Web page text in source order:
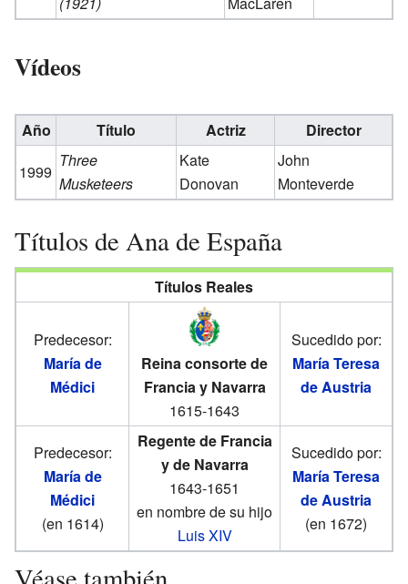
Vídeos
Año Título Actriz
Director
1999
Three
Musketeers
Kate
Donovan
John
Monteverde
Títulos de Ana de España
Títulos Reales
Predecesor:
María de
Médici
Reina consorte de
Francia y Navarra
1615-1643
Sucedido por:
María Teresa
de Austria
Predecesor:
María de
Médici
(en 1614)
Regente de Francia
y de Navarra
1643-1651
en nombre de su hijo
Luis XIV
Sucedido por:
María Teresa
de Austria
(en 1672)